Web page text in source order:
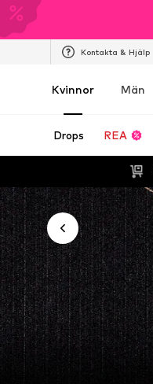
Kontakta & Hjälp
Kvinnor Män
Drops REA